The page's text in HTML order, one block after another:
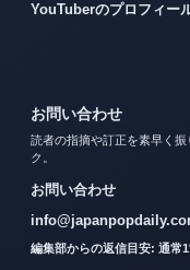
YouTuberのプロフィー
お問い合わせ
読者の指摘や訂正を素早く
ク。
お問い合わせ
編集部からの返信目安: 通常1